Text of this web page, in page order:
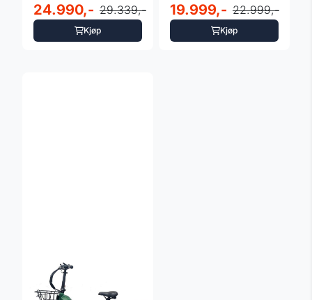
sykkel 20" ISL
Baxom - ...
24.990,- 29.339,-
Kjøp
fabike - 20" Youin -
Laget i EU
19.999,- 22.999,-
Kjøp